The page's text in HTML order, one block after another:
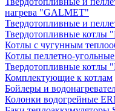
нагрева "GALMET"
Твердотопливные и
Твердотопливные котлы
Котлы с чугунным
Котлы пеллетно-
Твердотопливные котлы
Комплектующие к котлам
Бойлеры и
Колонки водогрейные